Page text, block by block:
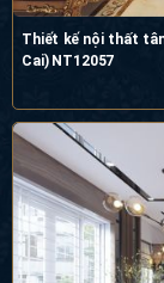
Thiết kế nội thất
Cai) NT12057